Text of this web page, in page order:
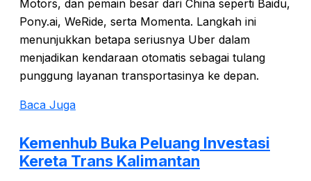
Motors, dan pemain besar dari China seperti Baidu,
Pony.ai, WeRide, serta Momenta. Langkah ini
menunjukkan betapa seriusnya Uber dalam
menjadikan kendaraan otomatis sebagai tulang
punggung layanan transportasinya ke depan.
Baca Juga
Kemenhub Buka Peluang Investasi
Kereta Trans Kalimantan